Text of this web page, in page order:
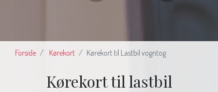
Forside Kørekort Kørekort til Lastbil vogntog
Kørekort til lastbil